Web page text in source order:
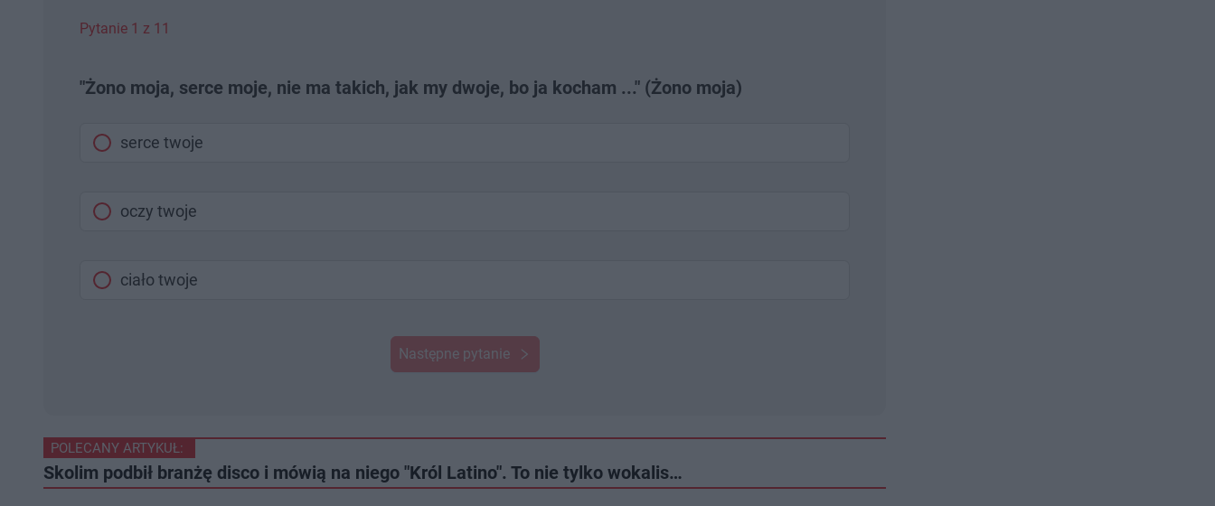
Pytanie 1 z 11
"Żono moja, serce moje, nie ma takich, jak my dwoje, bo ja kocham ..." (Żono moja)
serce twoje
oczy twoje
ciało twoje
Następne pytanie
POLECANY ARTYKUŁ:
Skolim podbił branżę disco i mówią na niego "Król Latino". To nie tylko wokalis…